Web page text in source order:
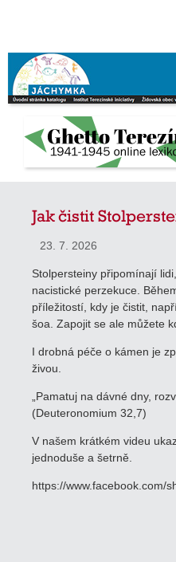
Jak čistit
23. 7. 2026
Stolpersteiny připomínají
nacistické perzekuce.
příležitostí, kdy je čistit,
šoa. Zapojit se ale můžete
I drobná péče o kámen je
živou.
„Pamatuj na dávné dny,
(Deuteronomium 32,7)
V našem krátkém videu
jednoduše a šetrně.
https://www.facebook.com/